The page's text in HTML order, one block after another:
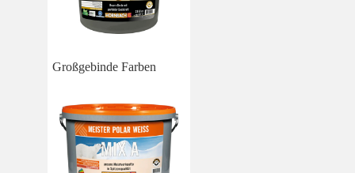
Großgebinde Farben